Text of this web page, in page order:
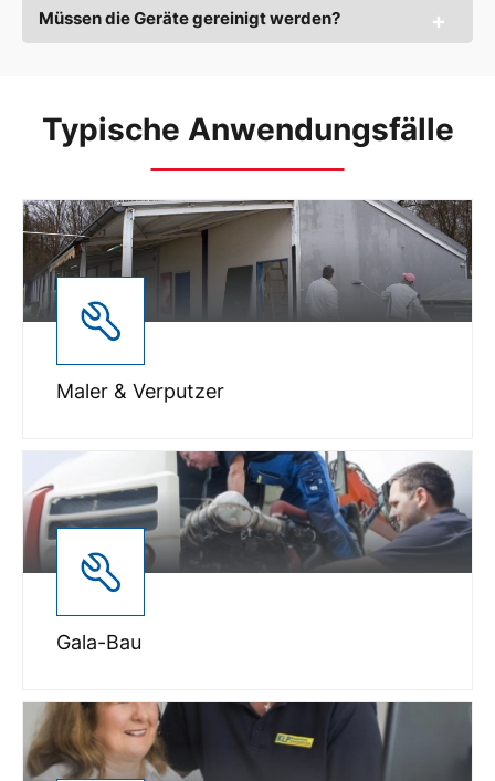
Müssen die Geräte gereinigt werden?
Typische Anwendungsfälle
Maler & Verputzer
Gala-Bau